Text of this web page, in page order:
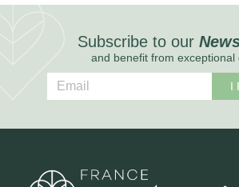
Subscribe to our
and benefit from exceptional
I